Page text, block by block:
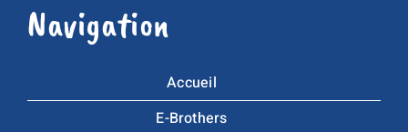
Navigation
Accueil
E-Brothers